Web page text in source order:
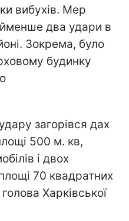
вибухів. Мер
два удари в
Зокрема, було
будинку
загорівся дах
500 м. кв,
і двох
70 квадратних
Харківської